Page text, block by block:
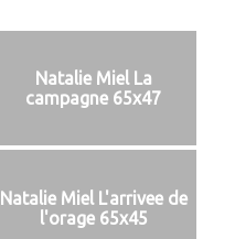
Natalie Miel La
campagne 65x47
Natalie Miel L'arrivee de
l'orage 65x45